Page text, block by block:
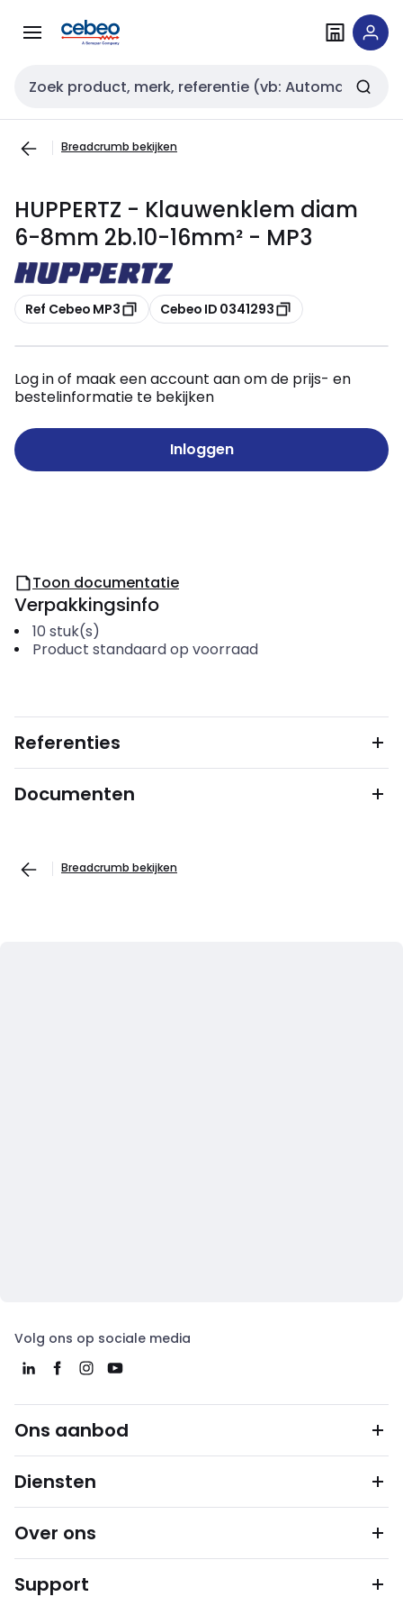
naar
naar
Zoekveld invoer
Breadcrumb bekijken
HUPPERTZ - Klauwenklem diam
6-8mm 2b.10-16mm² - MP3
Kopiëren
Ref Cebeo MP3 Kopiëren
Cebeo ID 0341293
Log in of maak een account aan om de prijs- en
bestelinformatie te bekijken
Inloggen
Toon documentatie
Verpakkingsinfo
10 stuk(s)
Product standaard op voorraad
Referenties
Documenten
Breadcrumb bekijken
Volg ons op sociale media
Ons aanbod
Diensten
Over ons
Support